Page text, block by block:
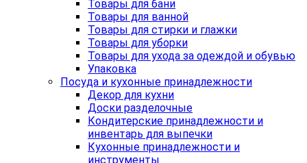
Товары для бани
Товары для ванной
Товары для стирки и глажки
Товары для уборки
Товары для ухода за одеждой и обувью
Упаковка
Посуда и кухонные принадлежности
Декор для кухни
Доски разделочные
Кондитерские принадлежности и
инвентарь для выпечки
Кухонные принадлежности и
инструменты